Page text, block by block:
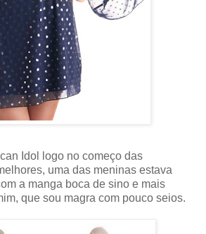
Idol logo no começo das
uma das meninas estava
a manga boca de sino e mais
que sou magra com pouco seios.